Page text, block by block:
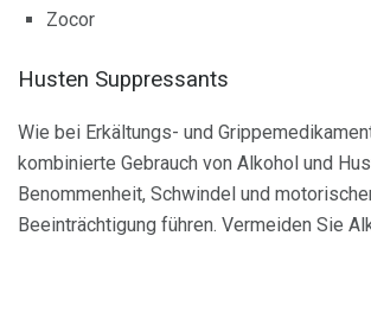
Zocor
Husten Suppressants
Wie bei Erkältungs- und
kombinierte Gebrauch von Alkohol und
Benommenheit, Schwindel und
Beeinträchtigung führen. Vermeiden Sie